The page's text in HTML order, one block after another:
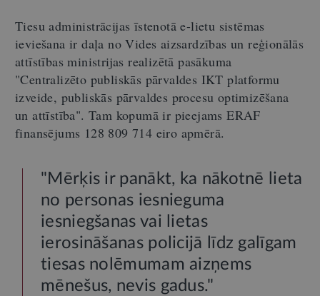
Tiesu administrācijas īstenotā e-lietu sistēmas
ieviešana ir daļa no Vides aizsardzības un reģionālās
attīstības ministrijas realizētā pasākuma
"Centralizēto publiskās pārvaldes IKT platformu
izveide, publiskās pārvaldes procesu optimizēšana
un attīstība". Tam kopumā ir pieejams ERAF
finansējums 128 809 714 eiro apmērā.
"Mērķis ir panākt, ka nākotnē lieta
no personas iesnieguma
iesniegšanas vai lietas
ierosināšanas policijā līdz galīgam
tiesas nolēmumam aizņems
mēnešus, nevis gadus."